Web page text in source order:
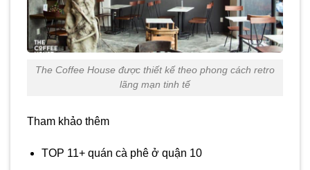
The Coffee House được thiết kế theo phong cách retro
lãng mạn tinh tế
Tham khảo thêm
TOP 11+ quán cà phê ở quận 10